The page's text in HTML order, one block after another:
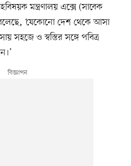
মন্ত্রণালয় এক্সে (সাবেক
‘যেকোনো দেশ থেকে আসা
সহজে ও স্বস্তির সঙ্গে পবিত্র